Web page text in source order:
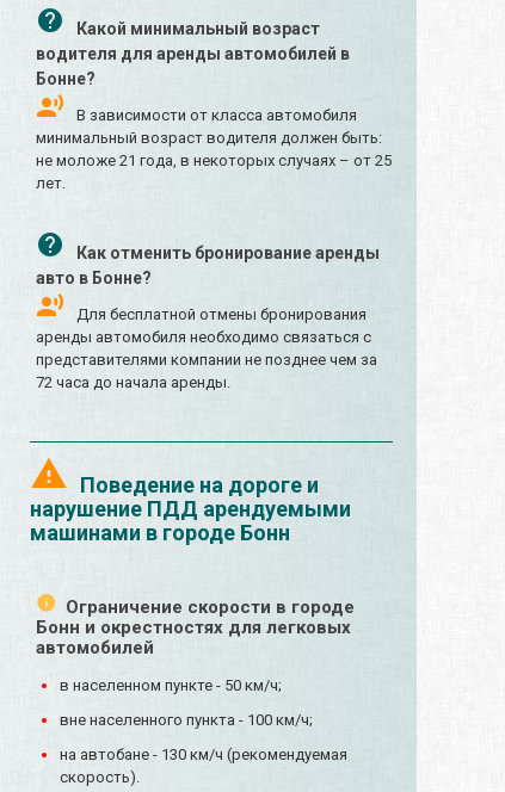
Какой минимальный возраст
водителя для аренды автомобилей в
Бонне?
В зависимости от класса автомобиля
минимальный возраст водителя должен быть:
не моложе 21 года, в некоторых случаях – от 25
лет.
Как отменить бронирование аренды
авто в Бонне?
Для бесплатной отмены бронирования
аренды автомобиля необходимо связаться с
представителями компании не позднее чем за
72 часа до начала аренды.
Поведение на дороге и
нарушение ПДД арендуемыми
машинами в городе Бонн
Ограничение скорости в городе
Бонн и окрестностях для легковых
автомобилей
в населенном пункте - 50 км/ч;
вне населенного пункта - 100 км/ч;
на автобане - 130 км/ч (рекомендуемая
скорость).